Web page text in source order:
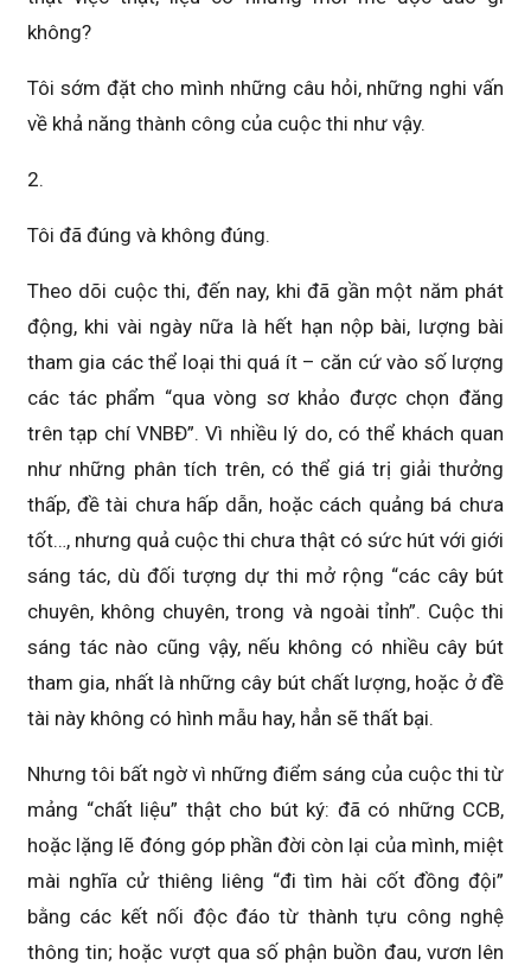
không?
Tôi sớm đặt cho mình những câu hỏi, những nghi vấn
về khả năng thành công của cuộc thi như vậy.
2.
Tôi đã đúng và không đúng.
Theo dõi cuộc thi, đến nay, khi đã gần một năm phát
động, khi vài ngày nữa là hết hạn nộp bài, lượng bài
tham gia các thể loại thi quá ít – căn cứ vào số lượng
các tác phẩm “qua vòng sơ khảo được chọn đăng
trên tạp chí VNBĐ”. Vì nhiều lý do, có thể khách quan
như những phân tích trên, có thể giá trị giải thưởng
thấp, đề tài chưa hấp dẫn, hoặc cách quảng bá chưa
tốt…, nhưng quả cuộc thi chưa thật có sức hút với giới
sáng tác, dù đối tượng dự thi mở rộng “các cây bút
chuyên, không chuyên, trong và ngoài tỉnh”. Cuộc thi
sáng tác nào cũng vậy, nếu không có nhiều cây bút
tham gia, nhất là những cây bút chất lượng, hoặc ở đề
tài này không có hình mẫu hay, hẳn sẽ thất bại.
Nhưng tôi bất ngờ vì những điểm sáng của cuộc thi từ
mảng “chất liệu” thật cho bút ký: đã có những CCB,
hoặc lặng lẽ đóng góp phần đời còn lại của mình, miệt
mài nghĩa cử thiêng liêng “đi tìm hài cốt đồng đội”
bằng các kết nối độc đáo từ thành tựu công nghệ
thông tin; hoặc vượt qua số phận buồn đau, vươn lên